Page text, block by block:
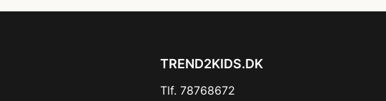
TREND2KIDS.DK
Tlf. 78768672